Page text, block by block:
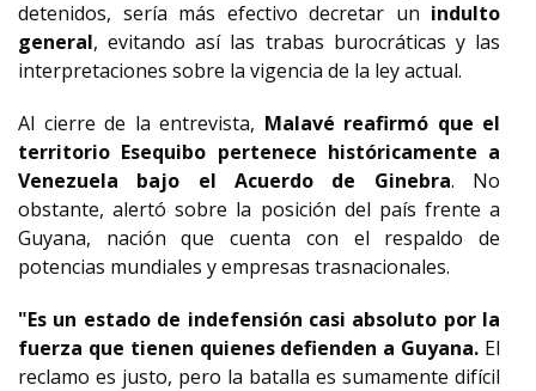
detenidos, sería más efectivo decretar un indulto
general, evitando así las trabas burocráticas y las
interpretaciones sobre la vigencia de la ley actual.
Al cierre de la entrevista, Malavé reafirmó que el
territorio Esequibo pertenece históricamente a
Venezuela bajo el Acuerdo de Ginebra. No
obstante, alertó sobre la posición del país frente a
Guyana, nación que cuenta con el respaldo de
potencias mundiales y empresas trasnacionales.
"Es un estado de indefensión casi absoluto por la
fuerza que tienen quienes defienden a Guyana. El
reclamo es justo, pero la batalla es sumamente difícil